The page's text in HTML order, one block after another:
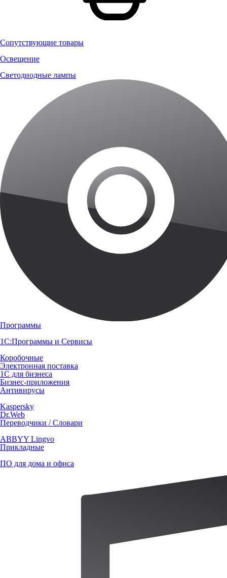
Сопутствующие товары
Освещение
Светодиодные лампы
Программы
1С:Программы и Сервисы
Коробочные
Электронная поставка
1С для бизнеса
Бизнес-приложения
Антивирусы
Kaspersky
Dr.Web
Переводчики / Словари
ABBYY Lingvo
Прикладные
ПО для дома и офиса